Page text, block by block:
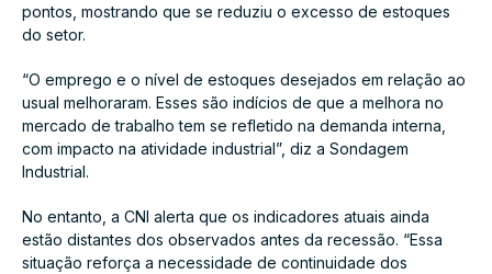
pontos, mostrando que se reduziu o excesso de estoques
do setor.
“O emprego e o nível de estoques desejados em relação ao
usual melhoraram. Esses são indícios de que a melhora no
mercado de trabalho tem se refletido na demanda interna,
com impacto na atividade industrial”, diz a Sondagem
Industrial.
No entanto, a CNI alerta que os indicadores atuais ainda
estão distantes dos observados antes da recessão. “Essa
situação reforça a necessidade de continuidade dos